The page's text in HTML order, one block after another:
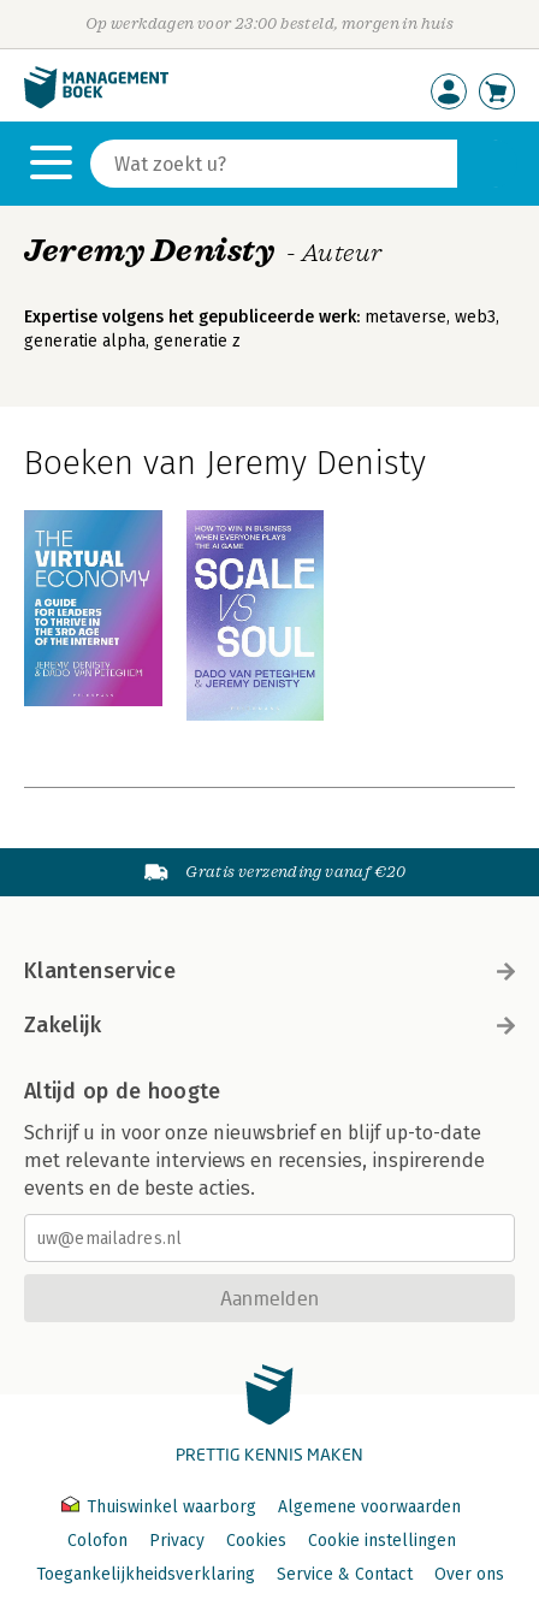
Op werkdagen voor 23:00 besteld, morgen in huis
Jeremy Denisty - Auteur
Expertise volgens het gepubliceerde werk: metaverse, web3,
generatie alpha, generatie z
Boeken van Jeremy Denisty
Gratis verzending vanaf €20
Klantenservice
Zakelijk
Altijd op de hoogte
Schrijf u in voor onze nieuwsbrief en blijf up-to-date
met relevante interviews en recensies, inspirerende
events en de beste acties.
Aanmelden
PRETTIG KENNIS MAKEN
Thuiswinkel waarborg
Algemene voorwaarden
Colofon
Privacy Cookies
Cookie instellingen
Toegankelijkheidsverklaring
Service & Contact Over ons